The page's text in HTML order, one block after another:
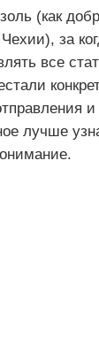
(как
за
все
и
лучше